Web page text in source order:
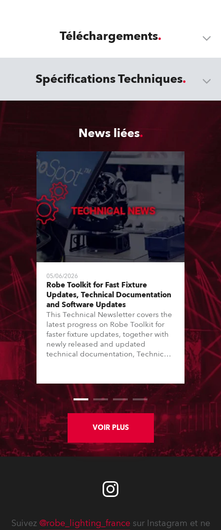
Téléchargements
Spécifications Techniques
News liées
05/06/2026
Robe Toolkit for Fast Fixture
Updates, Technical Documentation
and Software Updates
This Technical Newsletter covers the
latest progress on Robe Toolkit for
faster fixture updates, together with
newly released and updated
technical documentation, Technical
previous newsletter.
VOIR PLUS
Suivez @robe_lighting_francesur Instagram et ne